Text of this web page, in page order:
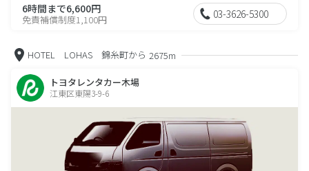
6時間まで6,600円
免責補償制度1,100円 03-3626-5300
HOTEL LOHAS 錦糸町から 2675m
トヨタレンタカー木場
江東区東陽3-9-6